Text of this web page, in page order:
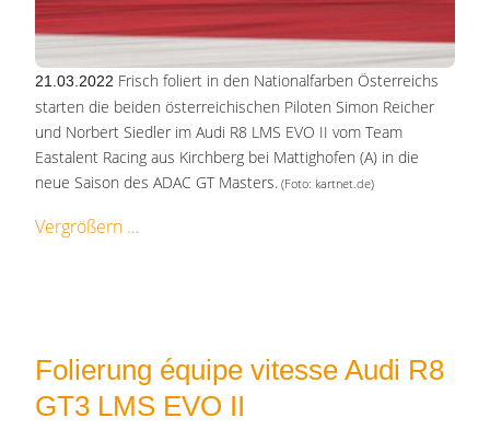
21.03.2022 Frisch foliert in den Nationalfarben Österreichs
starten die beiden österreichischen Piloten Simon Reicher
und Norbert Siedler im Audi R8 LMS EVO II vom Team
Eastalent Racing aus Kirchberg bei Mattighofen (A) in die
neue Saison des ADAC GT Masters. (Foto: kartnet.de)
Vergrößern
Folierung équipe vitesse Audi R8
GT3 LMS EVO II